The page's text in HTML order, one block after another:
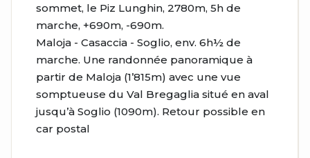
sommet, le Piz Lunghin, 2780m, 5h de
marche, +690m, -690m.
Maloja - Casaccia - Soglio, env. 6h½ de
marche. Une randonnée panoramique à
partir de Maloja (1’815m) avec une vue
somptueuse du Val Bregaglia situé en aval
jusqu’à Soglio (1090m). Retour possible en
car postal